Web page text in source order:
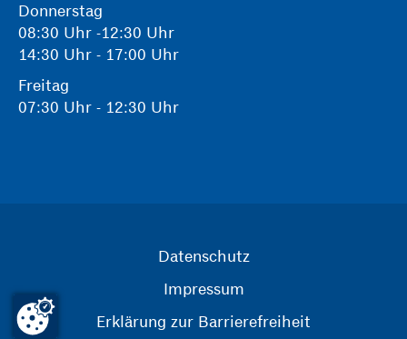
Donnerstag
08:30 Uhr -12:30 Uhr
14:30 Uhr - 17:00 Uhr
Freitag
07:30 Uhr - 12:30 Uhr
Datenschutz
Impressum
Erklärung zur Barrierefreiheit